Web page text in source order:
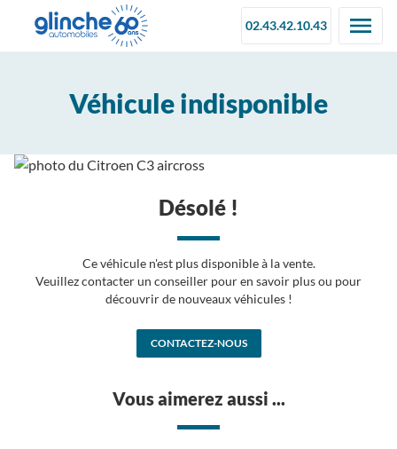
02.43.42.10.43
Véhicule indisponible
Désolé !
Ce véhicule n'est plus disponible à la vente.
Veuillez contacter un conseiller pour en savoir plus ou pour
découvrir de nouveaux véhicules !
CONTACTEZ-NOUS
Vous aimerez aussi ...